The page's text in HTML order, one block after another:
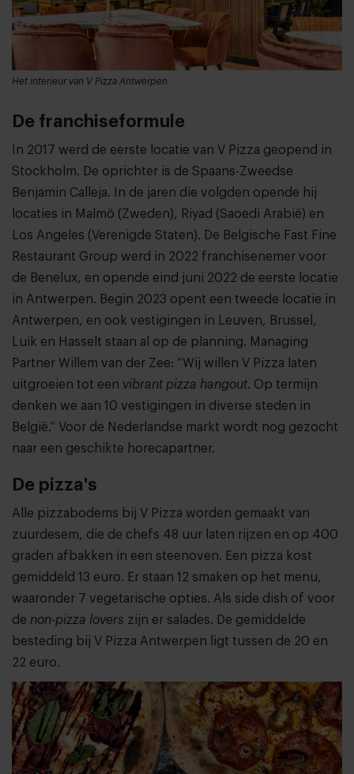
Het interieur van V Pizza Antwerpen
De franchiseformule
In 2017 werd de eerste locatie van V Pizza geopend in
Stockholm. De oprichter is de Spaans-Zweedse
Benjamin Calleja. In de jaren die volgden opende hij
locaties in Malmö (Zweden), Riyad (Saoedi Arabië) en
Los Angeles (Verenigde Staten). De Belgische Fast Fine
Restaurant Group werd in 2022 franchisenemer voor
de Benelux, en opende eind juni 2022 de eerste locatie
in Antwerpen. Begin 2023 opent een tweede locatie in
Antwerpen, en ook vestigingen in Leuven, Brussel,
Luik en Hasselt staan al op de planning. Managing
Partner Willem van der Zee: “Wij willen V Pizza laten
uitgroeien tot een vibrant pizza hangout. Op termijn
denken we aan 10 vestigingen in diverse steden in
België.” Voor de Nederlandse markt wordt nog gezocht
naar een geschikte horecapartner.
De pizza's
Alle pizzabodems bij V Pizza worden gemaakt van
zuurdesem, die de chefs 48 uur laten rijzen en op 400
graden afbakken in een steenoven. Een pizza kost
gemiddeld 13 euro. Er staan 12 smaken op het menu,
waaronder 7 vegetarische opties. Als side dish of voor
de non-pizza lovers zijn er salades. De gemiddelde
besteding bij V Pizza Antwerpen ligt tussen de 20 en
22 euro.